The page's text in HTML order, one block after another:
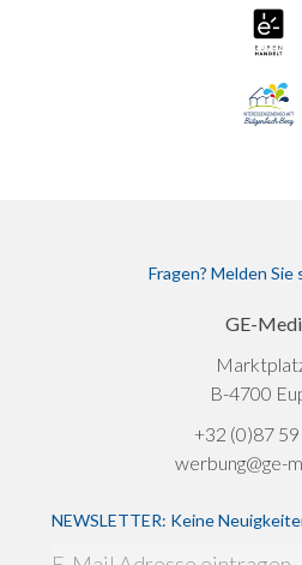
Fragen? Melden Sie
GE-
B-4700
+32 (0)87
werbung@ge-
NEWSLETTER: Keine